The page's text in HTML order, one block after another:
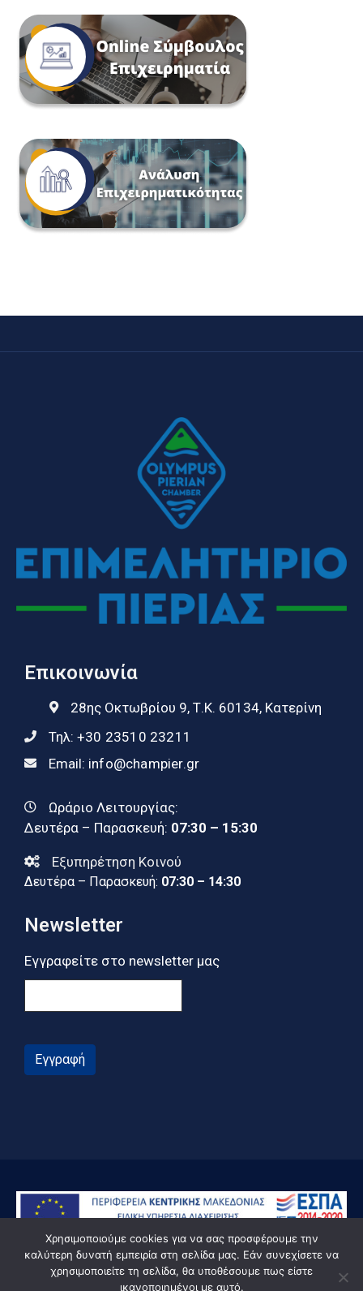
Επικοινωνία
28ης Οκτωβρίου 9, Τ.Κ. 60134, Κατερίνη
Τηλ: +30 23510 23211
Email: info@champier.gr
Ωράριο Λειτουργίας:
Δευτέρα – Παρασκευή: 07:30 – 15:30
Εξυπηρέτηση Κοινού
Δευτέρα – Παρασκευή: 07:30 – 14:30
Newsletter
Εγγραφείτε στο newsletter μας
Εγγραφή
Χρησιμοποιούμε cookies για να σας προσφέρουμε την
καλύτερη δυνατή εμπειρία στη σελίδα μας. Εάν συνεχίσετε να
χρησιμοποιείτε τη σελίδα, θα υποθέσουμε πως είστε
ικανοποιημένοι με αυτό.